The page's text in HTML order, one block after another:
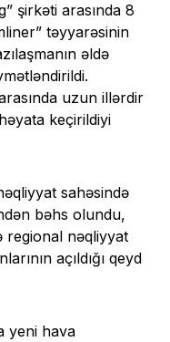
şirkəti arasında 8
təyyarəsinin
əldə
uzun illərdir
keçirildiyi
sahəsində
bəhs olundu,
regional nəqliyyat
açıldığı qeyd
yeni hava